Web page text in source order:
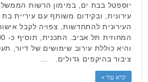
יוספטל בבת ים, במימון הרשות
עירונית, ובקידום משותף עם עיריית
העירונית להתחדשות, צפויה לקבל
והיא כוללת עירוב שימושים של דיור,
ציבור בהיקפים גדולים. …
קרא עוד »